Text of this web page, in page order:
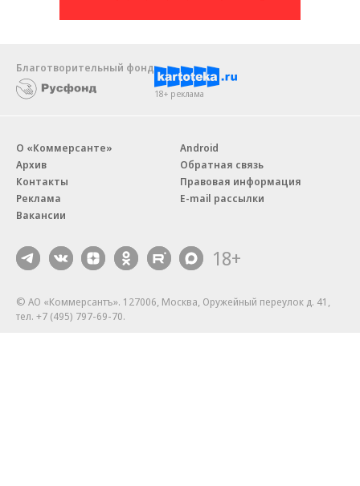
Благотворительный фонд
18+ реклама
О «Коммерсанте»
Архив
Контакты
Реклама
Вакансии
Android
Обратная связь
Правовая информация
E-mail рассылки
18+
© АО «Коммерсантъ». 127006, Москва, Оружейный переулок д. 41,
тел. +7 (495) 797-69-70.